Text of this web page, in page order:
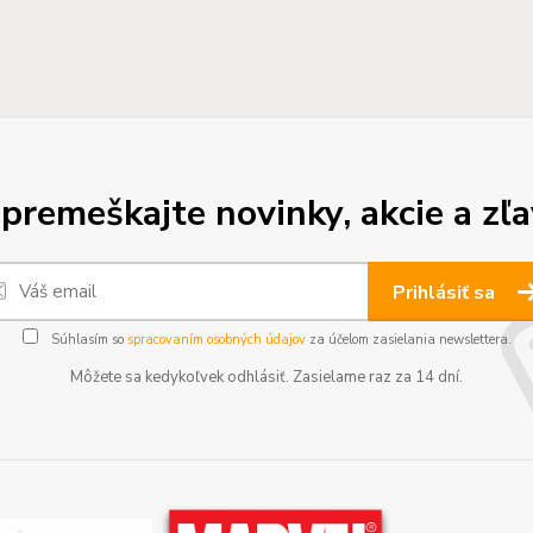
novinky, akcie a
Prihlásiť sa
Súhlasím so spracovaním osobných údajovza účelom zasielania newslettera.
Môžete sa kedykoľvek odhlásiť. Zasielame raz za 14 dní.